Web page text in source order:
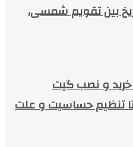
بین تقویم شمسی،
خرید و نصب گیت
تنظیم حساسیت و علت